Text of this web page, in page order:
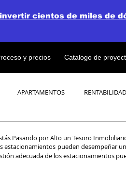
y precios Catalogo de
cientos de miles de
APARTAMENTOS RENTABILIDAD
Pasando por Alto un Tesoro
estacionamientos pueden desempeñar
adecuada de los estacionamientos